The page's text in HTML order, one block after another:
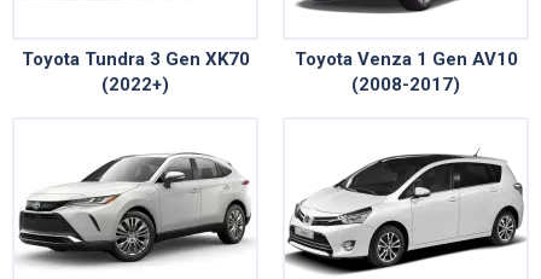
Toyota Tundra 3 Gen XK70
(2022+)
Toyota Venza 1 Gen AV10
(2008-2017)